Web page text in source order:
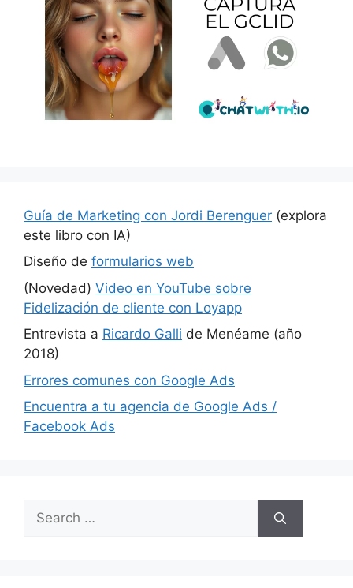
Guía de Marketing con Jordi Berenguer (explora
este libro con IA)
Diseño de formularios web
(Novedad) Video en YouTube sobre
Fidelización de cliente con Loyapp
Entrevista a Ricardo Galli de Menéame (año
2018)
Errores comunes con Google Ads
Encuentra a tu agencia de Google Ads /
Facebook Ads
Search
for: